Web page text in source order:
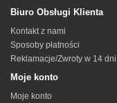
Biuro Obsługi Klienta
Kontakt z nami
Sposoby płatności
Reklamacje/Zwroty w 14 dni
Moje konto
Moje konto